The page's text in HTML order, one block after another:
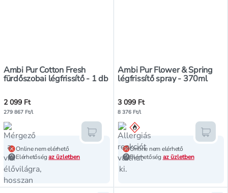
Ambi Pur Cotton Fresh
fürdőszobai légfrissítő - 1 db
2 099 Ft
279 867 Ft/l
Online nem elérhető
Elérhetőségaz üzletben
Kosárba teszem
Ambi Pur Flower & Spring
légfrissítő spray - 370ml
3 099 Ft
8 376 Ft/l
Online nem elérhető
Elérhetőség az üzletben